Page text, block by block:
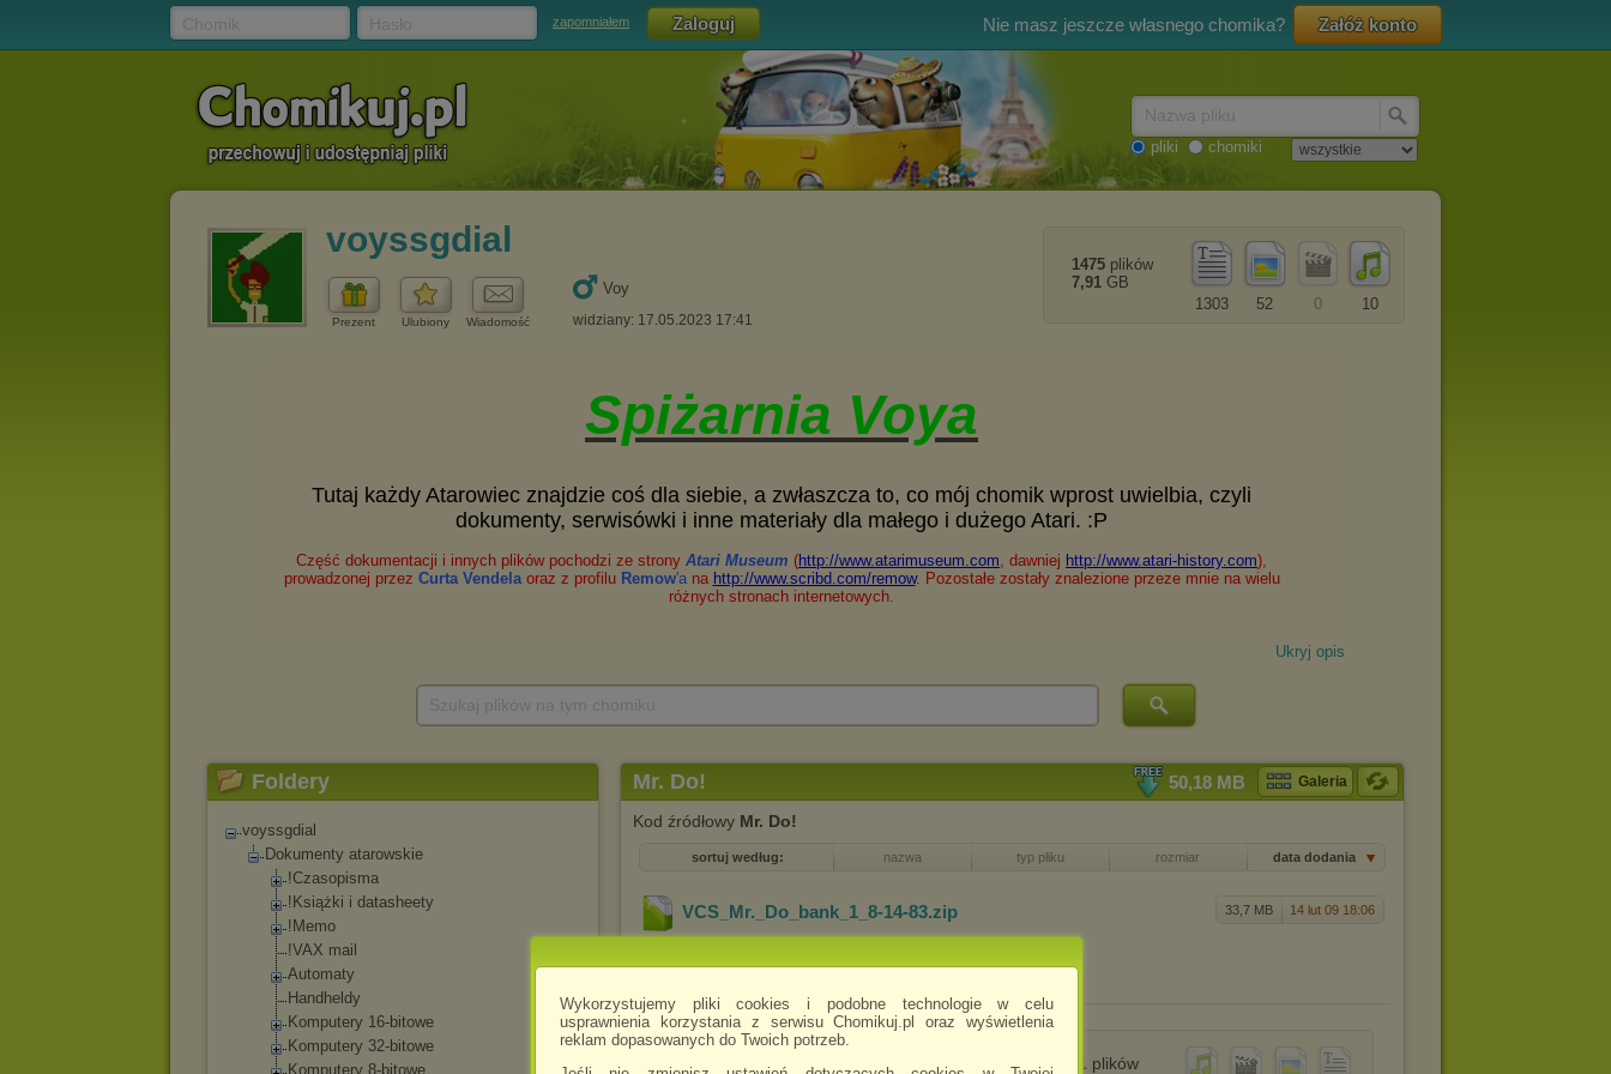
Wykorzystujemy pliki cookies i podobne technologie w celu
usprawnienia korzystania z serwisu Chomikuj.pl oraz wyświetlenia
reklam dopasowanych do Twoich potrzeb.
zapomniałem Nie masz jeszcze własnego chomika? Załóż konto
pliki chomiki
voyssgdial
Prezent Ulubiony Wiadomość
Voy
widziany: 17.05.2023 17:41
10
0
52
1303
1475 plików
7,91 GB
Ukryj opis
Foldery
voyssgdial
Dokumenty atarowskie
!Czasopisma
!Książki i datasheety
!Memo
!VAX mail
Automaty
Handheldy
Komputery 16-bitowe
Komputery 32-bitowe
Komputery 8-bitowe
Mr. Do! 50,18 MB Galeria
Kod źródłowy Mr. Do!
sortuj według: nazwa typ pliku rozmiar data dodania
33,7 MB 14 lut 09 18:06
VCS_Mr._Do_bank_1_8-14-83.zip
1 plików